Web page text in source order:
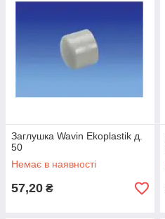
Заглушка Wavin Ekoplastik д.
50
Немає в наявності
57,20 ₴